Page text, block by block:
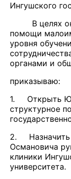
Ингушского
В целях
помощи
уровня
органами и
приказываю:
1. Открыть
структурное
2. Назначить
Османовича
клиники
университета.